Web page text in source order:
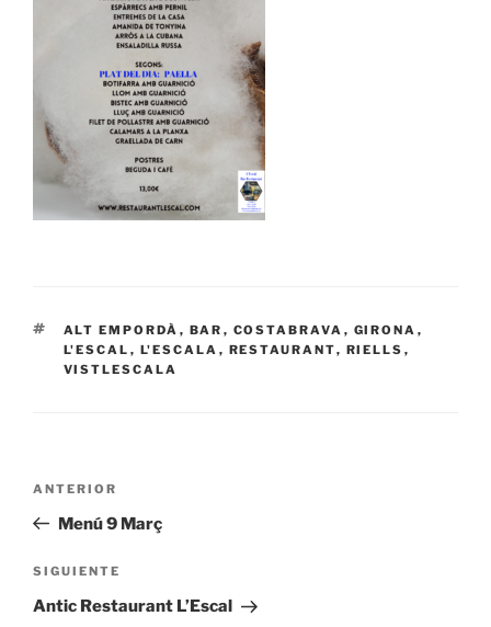
ETIQUETAS
ALT EMPORDÀ , BAR , COSTABRAVA , GIRONA ,
L'ESCAL , L'ESCALA , RESTAURANT, RIELLS ,
VISTLESCALA
entradas
Entrada
anterior:
ANTERIOR
Menú 9 Març
Siguiente
entrada
SIGUIENTE
Antic Restaurant L’Escal